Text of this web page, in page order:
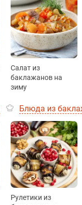
Салат из
баклажанов на
зиму
Блюда из
Рулетики из